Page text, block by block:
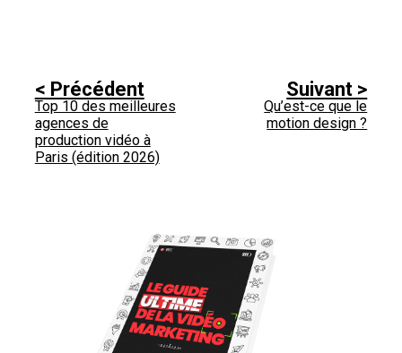
Top 10 des meilleures
agences de
production vidéo à
Paris (édition 2026)
Qu’est-ce que le
motion design ?